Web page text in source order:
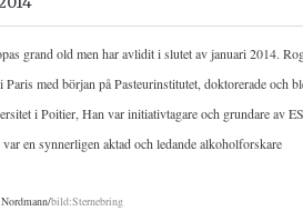
grand old men har avlidit i slutet av januari 2014.
med början på Pasteurinstitutet, doktorerade och
i Poitier, Han var initiativtagare och grundare av
en synnerligen aktad och ledande alkoholforskare
bild:Sternebring